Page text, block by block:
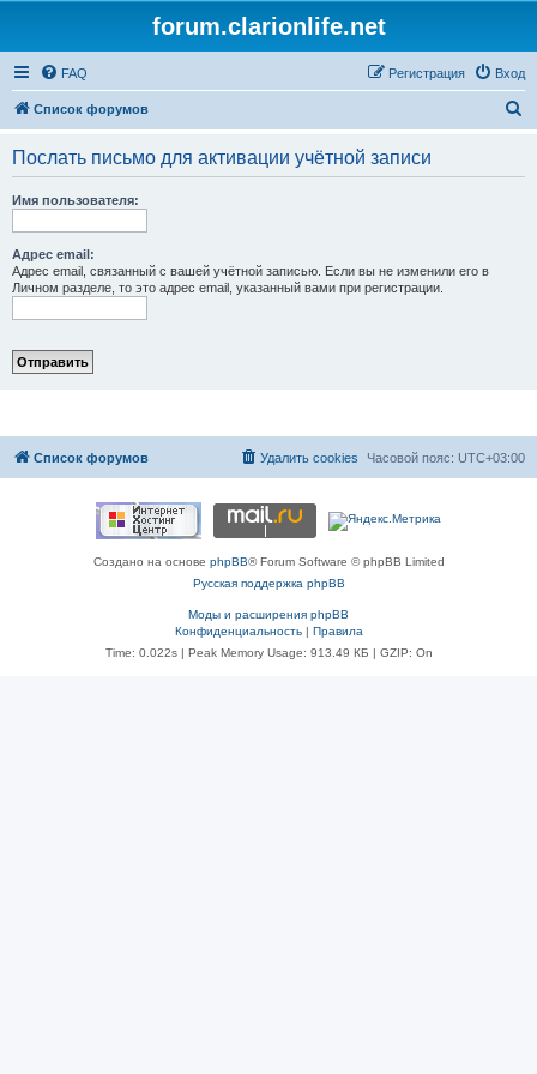
forum.clarionlife.net
FAQ Вход
Регистрация
Список форумов
Послать письмо для активации учётной записи
Имя пользователя:
Адрес email:
Адрес email, связанный с вашей учётной записью. Если вы не изменили его в
Личном разделе, то это адрес email, указанный вами при регистрации.
Список форумов Часовой пояс: UTC+03:00
Удалить cookies
Создано на основе phpBB® Forum Software © phpBB Limited
Русская поддержка phpBB
Моды и расширения phpBB
Конфиденциальность| Правила
Time: 0.022s| Peak Memory Usage: 913.49 КБ | GZIP: On